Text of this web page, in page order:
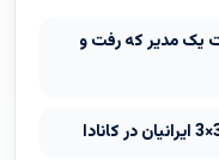
یک مدیر که رفت و